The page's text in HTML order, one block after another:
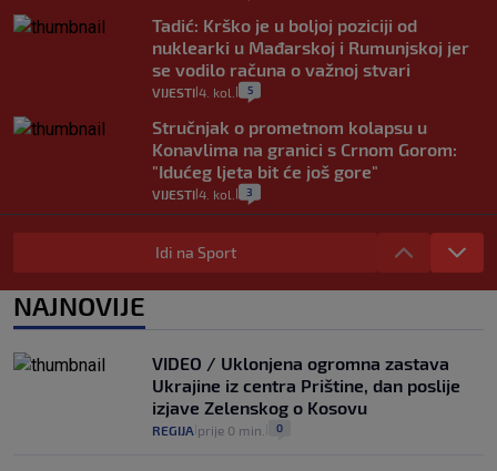
Tadić: Krško je u boljoj poziciji od
nuklearki u Mađarskoj i Rumunjskoj jer
se vodilo računa o važnoj stvari
VIJESTI 4. kol. 5
Stručnjak o prometnom kolapsu u
Konavlima na granici s Crnom Gorom:
"Idućeg ljeta bit će još gore"
VIJESTI 4. kol. 3
Iz Hrvatske u Italiju može se i preko
mora. Provjerili smo brodske linije i
2
rajčica košta deset eura: "Nećete ih
vidjeti na akcijama u trgovinama"
VIJESTI 8
Idi na Sport
NAJNOVIJE
VIDEO / Uklonjena ogromna zastava
Ukrajine iz centra Prištine, dan poslije
izjave Zelenskog o Kosovu
REGIJA prije 0 min. 0